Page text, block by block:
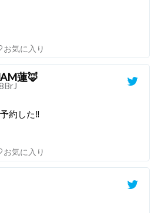
お気に入り
蓮🦊
約した‼️
お気に入り